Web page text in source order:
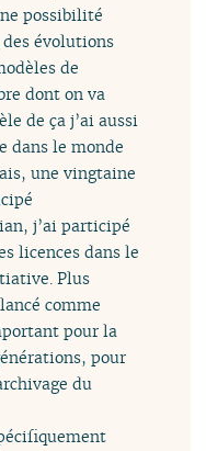
possibilité
évolutions
de
dont on va
de ça j’ai aussi
dans le monde
une vingtaine
j’ai participé
licences dans le
Plus
comme
pour la
pour
du